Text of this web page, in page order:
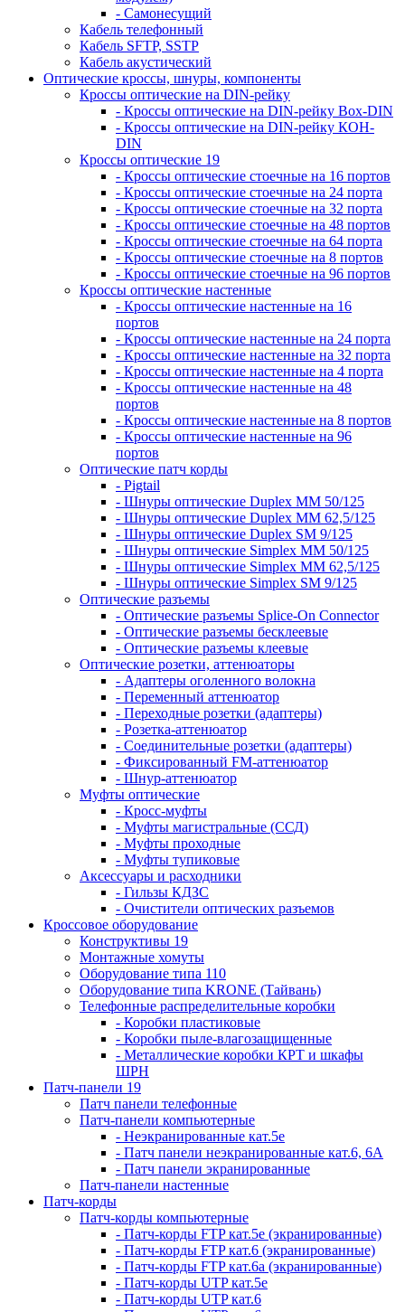
- Самонесущий
Кабель телефонный
Кабель SFTP, SSTP
Кабель акустический
Оптические кроссы, шнуры, компоненты
Кроссы оптические на DIN-рейку
- Кроссы оптические на DIN-рейку Box-DIN
- Кроссы оптические на DIN-рейку КОН-
DIN
Кроссы оптические 19
- Кроссы оптические стоечные на 16 портов
- Кроссы оптические стоечные на 24 порта
- Кроссы оптические стоечные на 32 порта
- Кроссы оптические стоечные на 48 портов
- Кроссы оптические стоечные на 64 порта
- Кроссы оптические стоечные на 8 портов
- Кроссы оптические стоечные на 96 портов
Кроссы оптические настенные
- Кроссы оптические настенные на 16
портов
- Кроссы оптические настенные на 24 порта
- Кроссы оптические настенные на 32 порта
- Кроссы оптические настенные на 4 порта
- Кроссы оптические настенные на 48
портов
- Кроссы оптические настенные на 8 портов
- Кроссы оптические настенные на 96
портов
Оптические патч корды
- Pigtail
- Шнуры оптические Duplex MM 50/125
- Шнуры оптические Duplex MM 62,5/125
- Шнуры оптические Duplex SM 9/125
- Шнуры оптические Simplex MM 50/125
- Шнуры оптические Simplex MM 62,5/125
- Шнуры оптические Simplex SM 9/125
Оптические разъемы
- Оптические разъемы Splice-On Connector
- Оптические разъемы бесклеевые
- Оптические разъемы клеевые
Оптические розетки, аттенюаторы
- Адаптеры оголенного волокна
- Переменный аттенюатор
- Переходные розетки (адаптеры)
- Розетка-аттенюатор
- Соединительные розетки (адаптеры)
- Фиксированный FM-аттенюатор
- Шнур-аттенюатор
Муфты оптические
- Кросс-муфты
- Муфты магистральные (ССД)
- Муфты проходные
- Муфты тупиковые
Аксессуары и расходники
- Гильзы КДЗС
- Очистители оптических разъемов
Кроссовое оборудование
Конструктивы 19
Монтажные хомуты
Оборудование типа 110
Оборудование типа KRONE (Тайвань)
Телефонные распределительные коробки
- Коробки пластиковые
- Коробки пыле-влагозащищенные
- Металлические коробки КРТ и шкафы
ШРН
Патч-панели 19
Патч панели телефонные
Патч-панели компьютерные
- Неэкранированные кат.5е
- Патч панели неэкранированные кат.6, 6А
- Патч панели экранированные
Патч-панели настенные
Патч-корды
Патч-корды компьютерные
- Патч-корды FTP кат.5е (экранированные)
- Патч-корды FTP кат.6 (экранированные)
- Патч-корды FTP кат.6а (экранированные)
- Патч-корды UTP кат.5е
- Патч-корды UTP кат.6